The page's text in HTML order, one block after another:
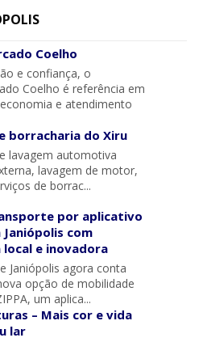
Coelho
e confiança, o
Coelho é referência em
e atendimento
borracharia do Xiru
lavagem automotiva
lavagem de motor,
de borrac...
por aplicativo
Janiópolis com
e inovadora
Janiópolis agora conta
opção de mobilidade
um aplica...
– Mais cor e vida
lar